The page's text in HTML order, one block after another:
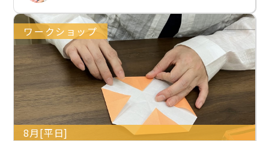
ワークショップ
8月[平日]